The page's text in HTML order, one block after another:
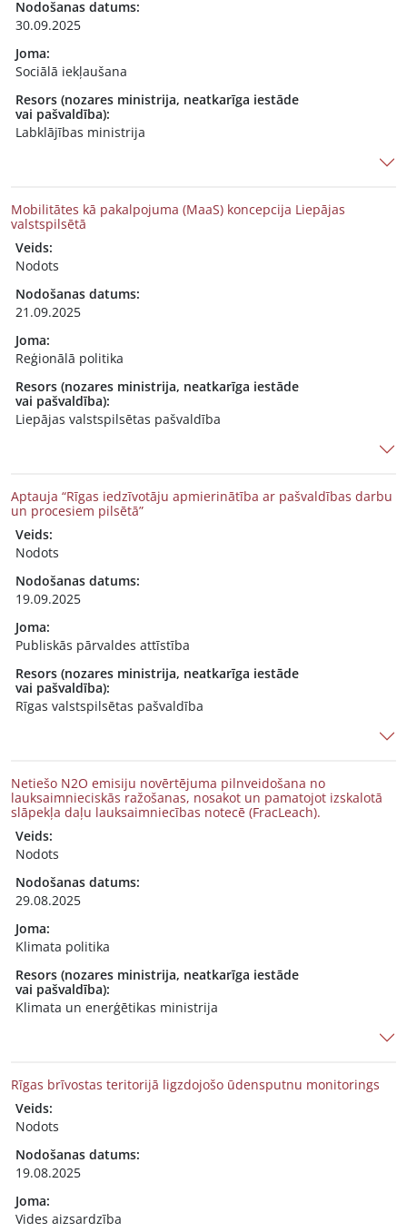
Nodošanas datums:
30.09.2025
Joma:
Sociālā iekļaušana
Resors (nozares ministrija, neatkarīga iestāde
vai pašvaldība):
Labklājības ministrija
Mobilitātes kā pakalpojuma (MaaS) koncepcija Liepājas
valstspilsētā
Veids:
Nodots
Nodošanas datums:
21.09.2025
Joma:
Reģionālā politika
Resors (nozares ministrija, neatkarīga iestāde
vai pašvaldība):
Liepājas valstspilsētas pašvaldība
Aptauja “Rīgas iedzīvotāju apmierinātība ar pašvaldības darbu
un procesiem pilsētā”
Veids:
Nodots
Nodošanas datums:
19.09.2025
Joma:
Publiskās pārvaldes attīstība
Resors (nozares ministrija, neatkarīga iestāde
vai pašvaldība):
Rīgas valstspilsētas pašvaldība
Netiešo N2O emisiju novērtējuma pilnveidošana no
lauksaimnieciskās ražošanas, nosakot un pamatojot izskalotā
slāpekļa daļu lauksaimniecības notecē (FracLeach).
Veids:
Nodots
Nodošanas datums:
29.08.2025
Joma:
Klimata politika
Resors (nozares ministrija, neatkarīga iestāde
vai pašvaldība):
Klimata un enerģētikas ministrija
Rīgas brīvostas teritorijā ligzdojošo ūdensputnu monitorings
Veids:
Nodots
Nodošanas datums:
19.08.2025
Joma:
Vides aizsardzība